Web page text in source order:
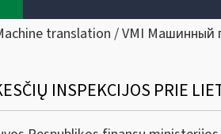
translation / VMI